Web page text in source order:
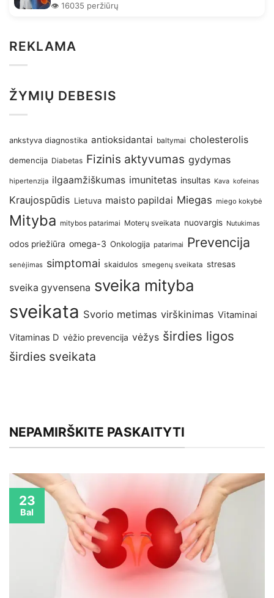
👁️ 16035 peržiūrų
REKLAMA
ŽYMIŲ DEBESIS
ankstyva diagnostika antioksidantai baltymai cholesterolis
demencija Diabetas Fizinis aktyvumas gydymas
hipertenzija ilgaamžiškumas imunitetas insultas Kava kofeinas
Kraujospūdis Lietuva maisto papildai Miegas miego kokybė
Mityba mitybos patarimai Moterų sveikata nuovargis Nutukimas
odos priežiūra omega-3 Onkologija patarimai Prevencija
senėjimas simptomai skaidulos smegenų sveikata stresas
sveika gyvensena sveika mityba
sveikata Svorio metimas virškinimas Vitaminai
Vitaminas D vėžio prevencija vėžys širdies ligos
širdies sveikata
NEPAMIRŠKITE PASKAITYTI
23
Bal